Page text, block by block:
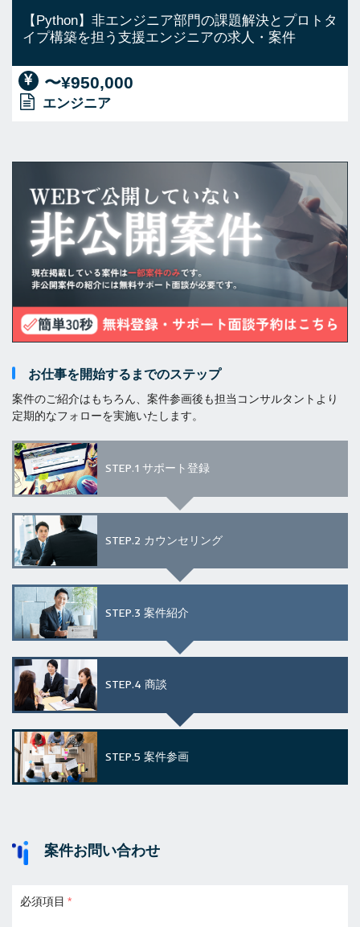
【Python】非エンジニア部門の課題解決とプロトタ
イプ構築を担う支援エンジニアの求人・案件
〜¥950,000
エンジニア
お仕事を開始するまでのステップ
案件のご紹介はもちろん、案件参画後も担当コンサルタントより
定期的なフォローを実施いたします。
STEP.1 サポート登録
STEP.2 カウンセリング
STEP.3 案件紹介
STEP.4 商談
STEP.5 案件参画
案件お問い合わせ
必須項目